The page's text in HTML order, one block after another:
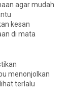
agar mudah
kesan
di mata
menonjolkan
terlalu